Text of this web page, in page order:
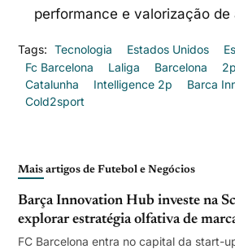
performance e valorização de
Tags: Tecnologia Estados Unidos
Fc Barcelona
Laliga Barcelona
Catalunha
Intelligence 2p
Barca
Cold2sport
Mais artigos de Futebol e Negócios
Barça Innovation Hub investe na
explorar estratégia olfativa de
FC Barcelona entra no capital da start-